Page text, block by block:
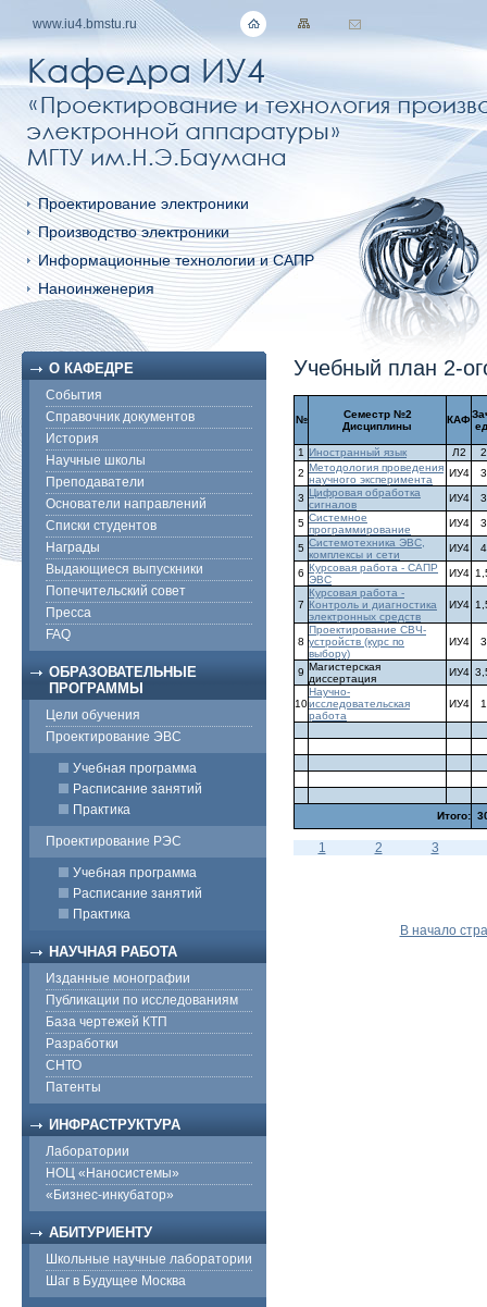
www.iu4.bmstu.ru
Проектирование электроники
Производство электроники
Информационные технологии и САПР
Наноинженерия
О КАФЕДРЕ
События
Справочник документов
История
Научные школы
Преподаватели
Основатели направлений
Списки студентов
Награды
Выдающиеся выпускники
Попечительский совет
Пресса
FAQ
ОБРАЗОВАТЕЛЬНЫЕ
ПРОГРАММЫ
Цели обучения
Проектирование ЭВС
Учебная программа
Расписание занятий
Практика
Проектирование РЭС
Учебная программа
Расписание занятий
Практика
НАУЧНАЯ РАБОТА
Изданные монографии
Публикации по исследованиям
База чертежей КТП
Разработки
СНТО
Патенты
ИНФРАСТРУКТУРА
Лаборатории
НОЦ «Наносистемы»
«Бизнес-инкубатор»
АБИТУРИЕНТУ
Школьные научные лаборатории
Шаг в Будущее Москва
Учебный план 2-
№
Семестр №2
Дисциплины
КАФ
1 Иностранный язык Л2
2
2 Методология проведения
научного эксперимента
ИУ4 3
3 Цифровая обработка
сигналов
ИУ4 3
5 Системное
программирование
ИУ4 3
5 Системотехника ЭВС,
комплексы и сети
ИУ4 4
6 Курсовая работа - САПР
ЭВС
ИУ4
7
Курсовая работа -
Контроль и диагностика
электронных средств
ИУ4
8
Проектирование СВЧ-
устройств (курс по
выбору)
ИУ4 3
9 Магистерская
диссертация
ИУ4
10
Научно-
исследовательская
работа
ИУ4 1
Итого:
1 2 3
В начало